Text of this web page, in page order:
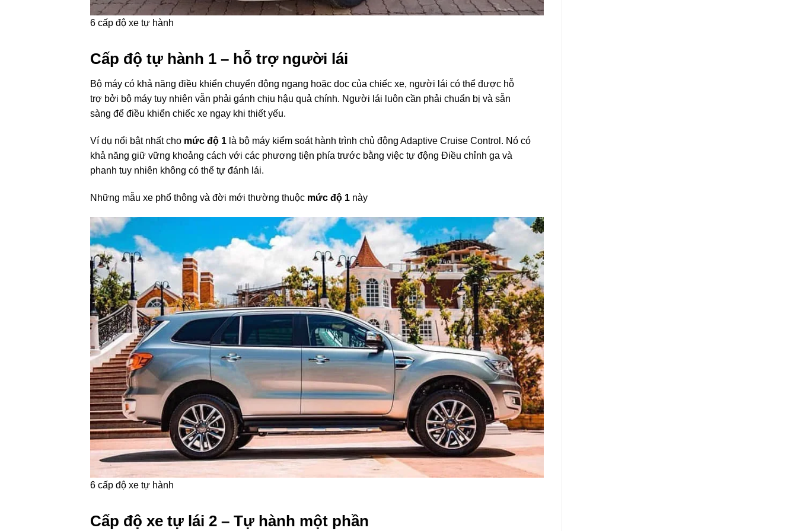
6 cấp độ xe tự hành
Cấp độ tự hành 1 – hỗ trợ người lái
Bộ máy có khả năng điều khiển chuyển động ngang hoặc dọc của chiếc xe, người lái có thể được hỗ
trợ bởi bộ máy tuy nhiên vẫn phải gánh chịu hậu quả chính. Người lái luôn cần phải chuẩn bị và sẵn
sàng để điều khiển chiếc xe ngay khi thiết yếu.
Ví dụ nổi bật nhấtcho mức độ 1 là bộ máy kiểm soáthành trình chủ động Adaptive Cruise Control. Nó có
khả năng giữ vững khoảng cách với các phương tiện phía trước bằng việc tự động Điều chỉnh ga và
phanh tuy nhiên không có thể tự đánh lái.
Những mẫu xe phổ thông và đời mới thường thuộc mức độ 1 này
6 cấp độ xe tự hành
Cấp độ xe tự lái 2 – Tự hành một phần